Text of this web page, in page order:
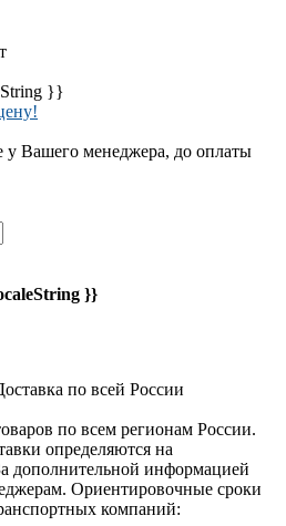
}}
у Вашего менеджера, до оплаты
}}
по всей России
по всем регионам России.
определяются на
дополнительной информацией
Ориентировочные сроки
компаний: